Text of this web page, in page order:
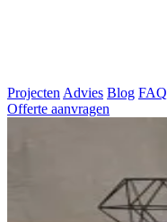
Projecten Advies Blog FAQ
Offerte aanvragen